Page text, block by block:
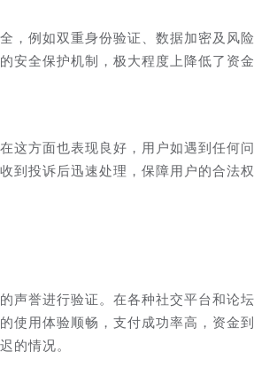
，例如双重身份验证、数据加密及风险
安全保护机制，极大程度上降低了资金
这方面也表现良好，用户如遇到任何问
到投诉后迅速处理，保障用户的合法权
声誉进行验证。在各种社交平台和论坛
使用体验顺畅，支付成功率高，资金到
的情况。